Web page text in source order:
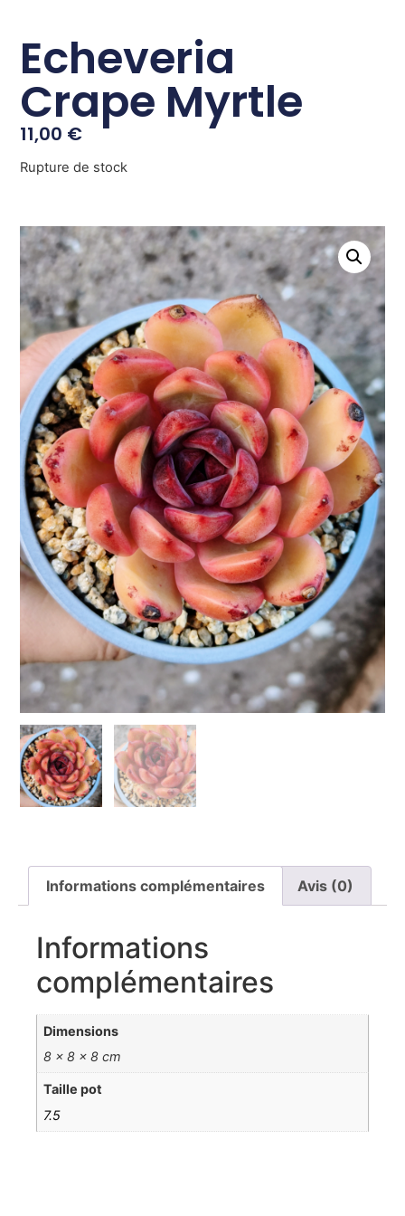
Echeveria
Crape Myrtle
11,00 €
Rupture de stock
Informations complémentaires Avis (0)
Informations
complémentaires
Dimensions
8 × 8 × 8 cm
Taille pot
7.5